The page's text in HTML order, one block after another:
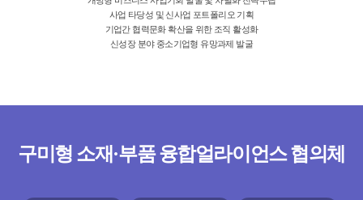
사업 타당성 및 신사업 포트폴리오 기획
기업간 협력문화 확산을 위한 조직 활성화
신성장 분야 중소기업형 유망과제 발굴
구미형 소재·부품 융합얼라이언스 협의체